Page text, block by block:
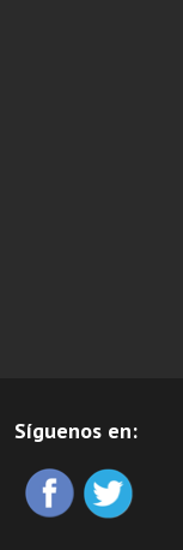
Síguenos en: